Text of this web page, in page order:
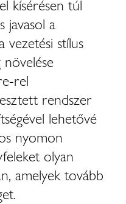
kísérésen túl
javasol a
vezetési stílus
növelése
rel
rendszer
lehetővé
nyomon
olyan
amelyek tovább